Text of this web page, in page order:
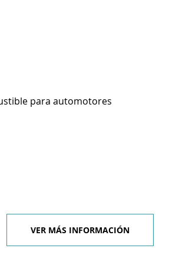
para automotores
VER MÁS INFORMACIÓN